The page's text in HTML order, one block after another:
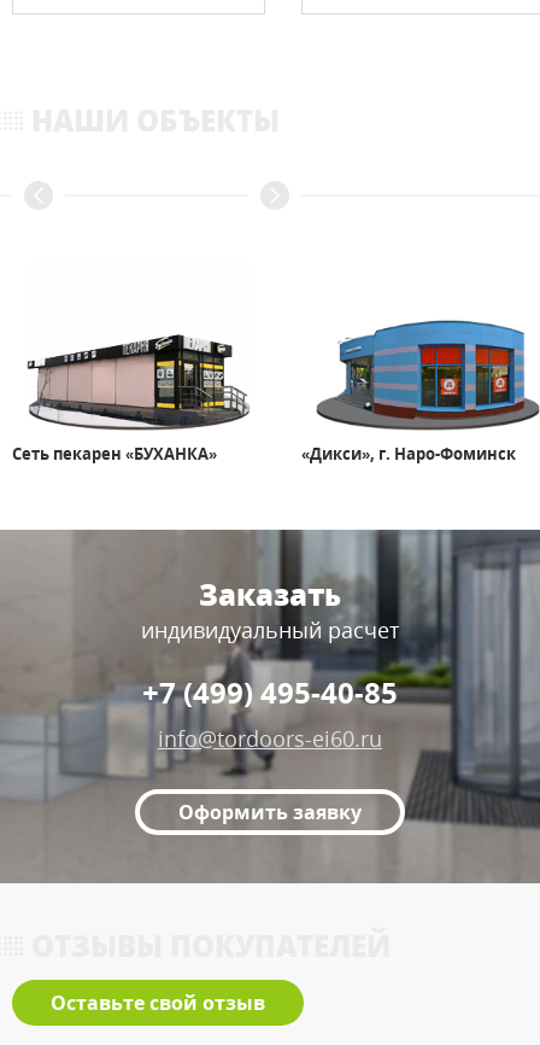
«Дикси», г. Наро-Фоминск Театр «Гоголь-центр»
Заказать
индивидуальный расчет
Оформить заявку
+7 (499) 495-40-85
info@tordoors-ei60.ru
Оставьте свой отзыв